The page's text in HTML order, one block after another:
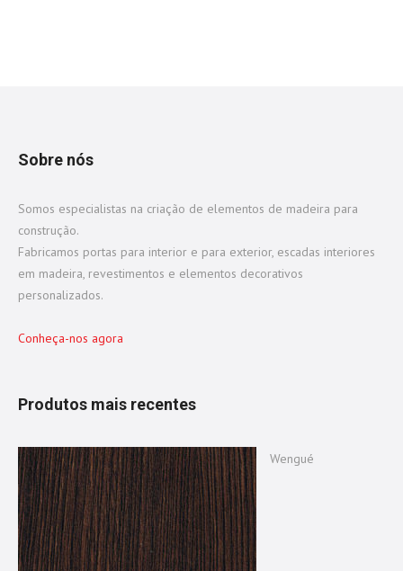
Sobre nós
Somos especialistas na criação de elementos de madeira para
construção.
Fabricamos portas para interior e para exterior, escadas interiores
em madeira, revestimentos e elementos decorativos
personalizados.
Conheça-nos agora
Produtos mais recentes
Wengué